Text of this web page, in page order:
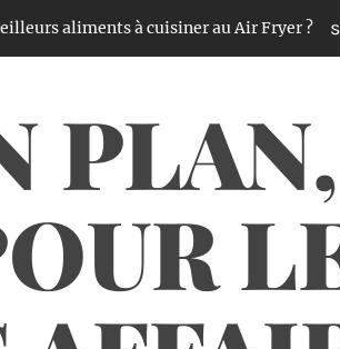
à cuisiner au Air Fryer ? Il y